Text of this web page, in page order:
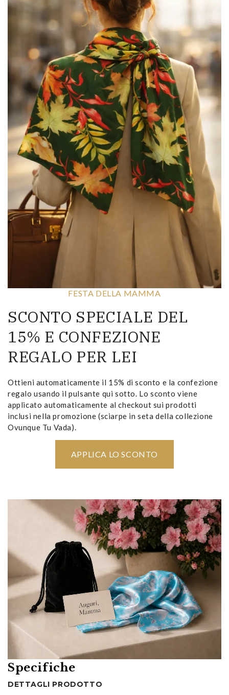
FESTA DELLA MAMMA
SCONTO SPECIALE DEL
15% E CONFEZIONE
REGALO PER LEI
Ottieni automaticamente il 15% di sconto e la confezione
regalo usando il pulsante qui sotto. Lo sconto viene
applicato automaticamente al checkout sui prodotti
inclusi nella promozione (sciarpe in seta della collezione
Ovunque Tu Vada).
APPLICA LO SCONTO
Specifiche
DETTAGLI PRODOTTO